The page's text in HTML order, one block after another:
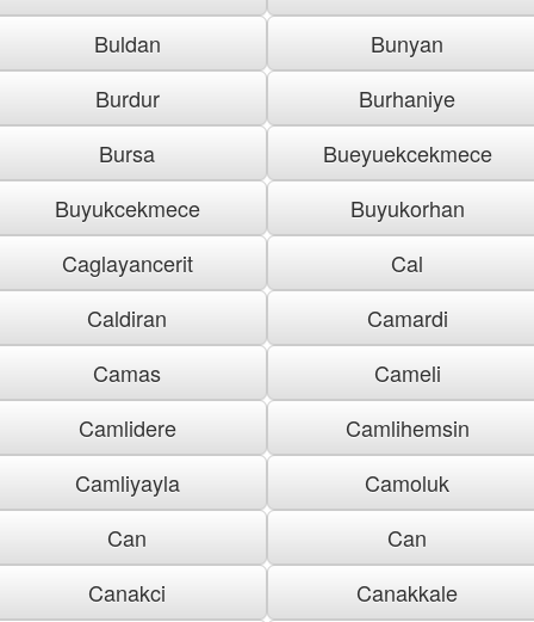
Buldan
Bunyan
Burdur
Burhaniye
Bursa
Bueyuekcekmece
Buyukcekmece
Buyukorhan
Caglayancerit
Cal
Caldiran
Camardi
Camas
Cameli
Camlidere
Camlihemsin
Camliyayla
Camoluk
Can
Can
Canakci
Canakkale